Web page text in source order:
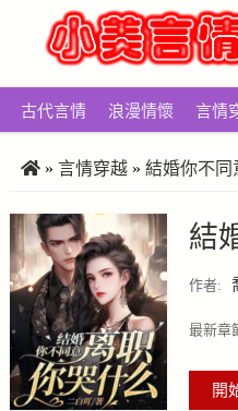
古代言情 浪漫情懷 言情
» 言情穿越 » 結婚你不同
結
作者:
最新章
開